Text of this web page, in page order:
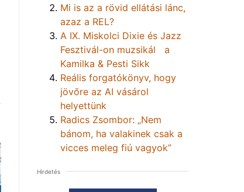
Mi is az a rövid ellátási lánc,
azaz a REL?
A IX. Miskolci Dixie és Jazz
Fesztivál-on muzsikál a
Kamilka & Pesti Sikk
Reális forgatókönyv, hogy
jövőre az AI vásárol
helyettünk
Radics Zsombor: „Nem
bánom, ha valakinek csak a
vicces meleg fiú vagyok”
Hirdetés